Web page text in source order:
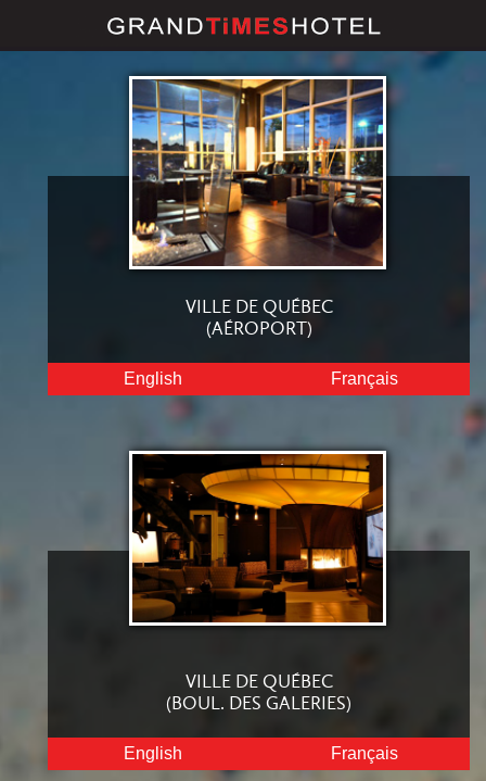
VILLE DE QUÉBEC
(AÉROPORT)
English Français
VILLE DE QUÉBEC
(BOUL. DES GALERIES)
English Français